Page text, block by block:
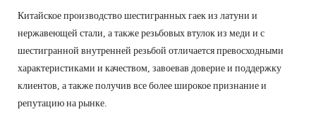
Китайское производство шестигранных гаек из латуни и
нержавеющей стали, а также резьбовых втулок из меди и с
шестигранной внутренней резьбой отличается превосходными
характеристиками и качеством, завоевав доверие и поддержку
клиентов, а также получив все более широкое признание и
репутацию на рынке.